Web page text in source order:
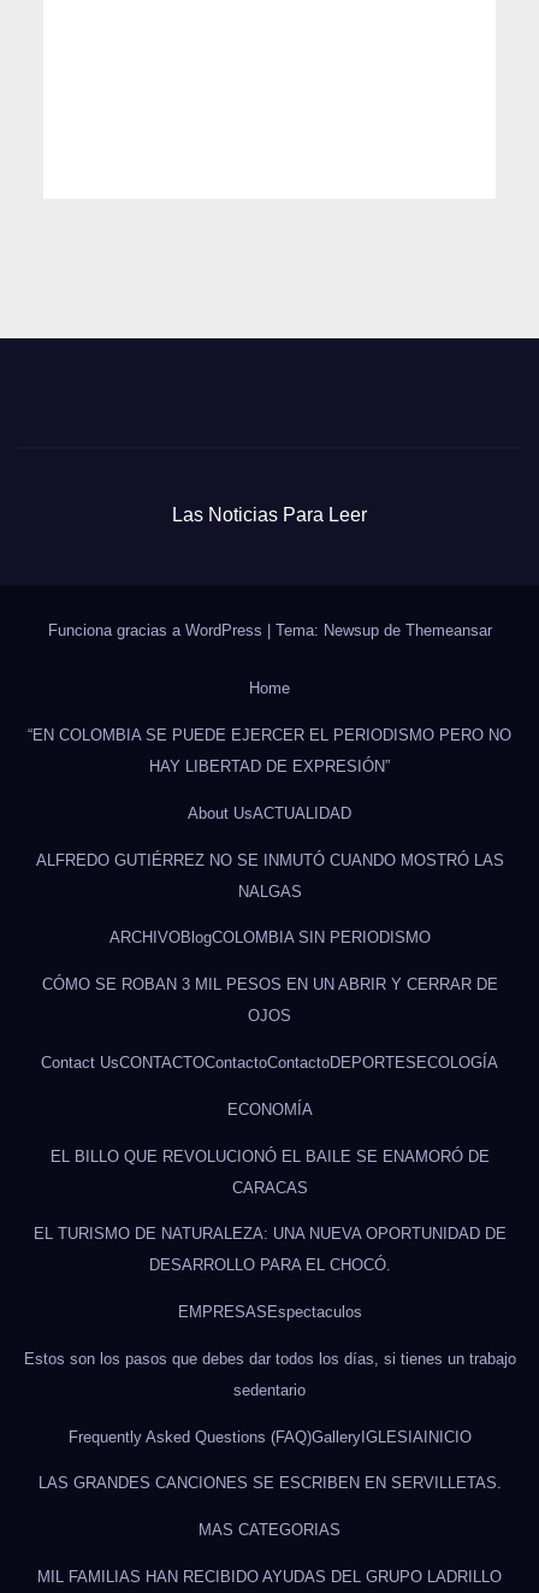
Las Noticias Para Leer
Funciona gracias a WordPress Tema: Newsup de Themeansar
Home
“EN COLOMBIA SE PUEDE EJERCER EL PERIODISMO PERO NO
HAY LIBERTAD DE EXPRESIÓN”
About UsACTUALIDAD
ALFREDO GUTIÉRREZ NO SE INMUTÓ CUANDO MOSTRÓ LAS
NALGAS
ARCHIVOBlogCOLOMBIA SIN PERIODISMO
CÓMO SE ROBAN 3 MIL PESOS EN UN ABRIR Y CERRAR DE
OJOS
Contact UsCONTACTOContactoContactoDEPORTES ECOLOGÍA
ECONOMÍA
EL BILLO QUE REVOLUCIONÓ EL BAILE SE ENAMORÓ DE
CARACAS
EL TURISMO DE NATURALEZA: UNA NUEVA OPORTUNIDAD DE
DESARROLLO PARA EL CHOCÓ.
EMPRESAS Espectaculos
Estos son los pasos que debes dar todos los días, si tienes un trabajo
sedentario
Frequently Asked Questions (FAQ)GalleryIGLESIAINICIO
LAS GRANDES CANCIONES SE ESCRIBEN EN SERVILLETAS.
MAS CATEGORIAS
MIL FAMILIAS HAN RECIBIDO AYUDAS DEL GRUPO LADRILLO